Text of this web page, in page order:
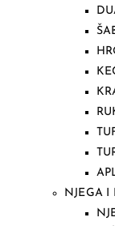
NJEGA I